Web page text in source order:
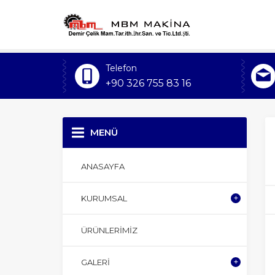
Telefon
+90 326 755 83 16
MENÜ
ANASAYFA
KURUMSAL
ÜRÜNLERIMIZ
GALERI